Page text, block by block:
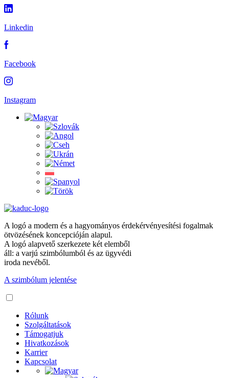
Linkedin
Facebook
Instagram
A logó a modern és a hagyományos érdekérvényesítési fogalmak
ötvözésének koncepcióján alapul.
A logó alapvető szerkezete két elemből
áll: a varjú szimbólumból és az ügyvédi
iroda nevéből.
A szimbólum jelentése
Rólunk
Szolgáltatások
Támogatjuk
Hivatkozások
Karrier
Kapcsolat